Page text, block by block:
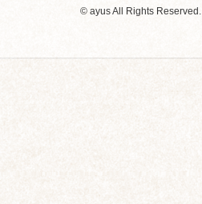
© ayus All Rights Reserved.